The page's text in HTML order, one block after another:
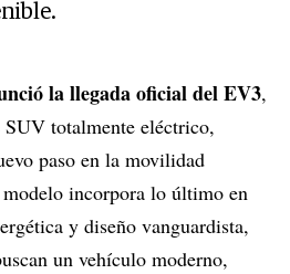
la llegada oficial del EV3,
SUV totalmente eléctrico,
paso en la movilidad
incorpora lo último en
y diseño vanguardista,
un vehículo moderno,